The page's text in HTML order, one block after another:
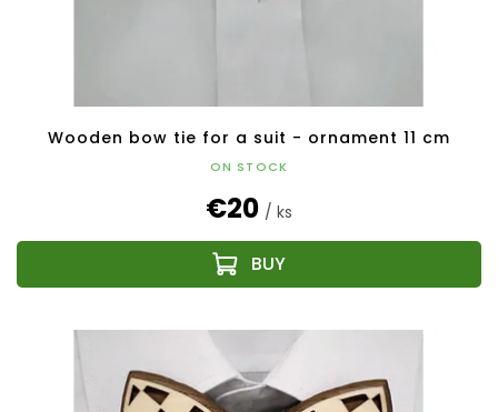
Wooden bow tie for a suit - ornament 11 cm
ON STOCK
€20 / ks